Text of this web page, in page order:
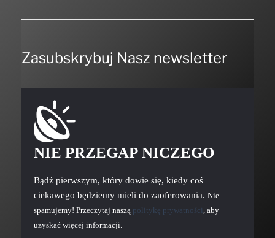
Zasubskrybuj Nasz newsletter
NIE PRZEGAP NICZEGO
Bądź pierwszym, który dowie się, kiedy coś
ciekawego będziemy mieli do zaoferowania. Nie
spamujemy! Przeczytaj naszą politykę prywatności, aby
uzyskać więcej informacji.